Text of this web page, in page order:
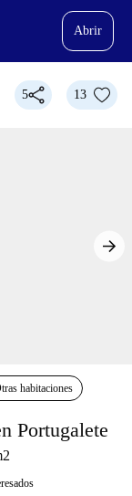
Abrir
5 13
habitaciones
Portugalete